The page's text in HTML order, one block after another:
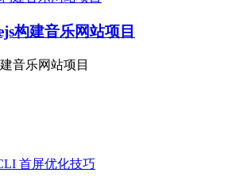
构建音乐网站项目
音乐网站项目